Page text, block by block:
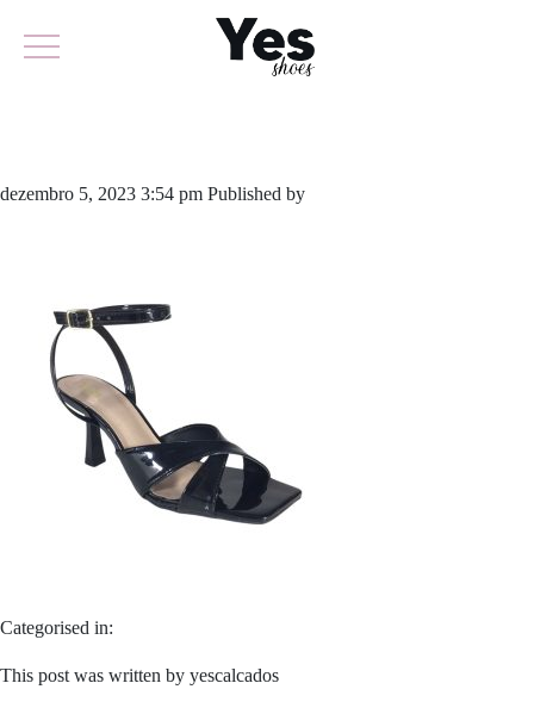
dezembro 5, 2023 3:54 pm Published by
Categorised in:
This post was written by yescalcados